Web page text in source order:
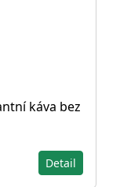
káva bez
Detail